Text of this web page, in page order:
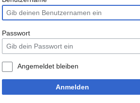
Navigation
springen
Suche
springen
Passwort
Angemeldet bleiben
Anmelden